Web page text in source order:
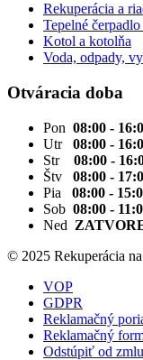
Rekuperácia a
Tepelné
Kotol a kotolňa
Voda, odpady,
Otváracia doba
Pon 08:00 -
Utr 08:00 -
Str 08:00 -
Štv 08:00 -
Pia 08:00 -
Sob 08:00 -
Ned
© 2025 Rekuperácia
VOP
GDPR
Reklamačný
Reklamačný
Odstúpiť od